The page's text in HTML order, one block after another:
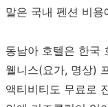
말은 국내 펜션 비
동남아 호텔은 한국
웰니스(요가, 명상)
액티비티도 무료로